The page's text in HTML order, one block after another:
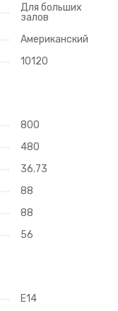
Для больших
залов
Американский
10120
800
480
36.73
88
88
56
E14